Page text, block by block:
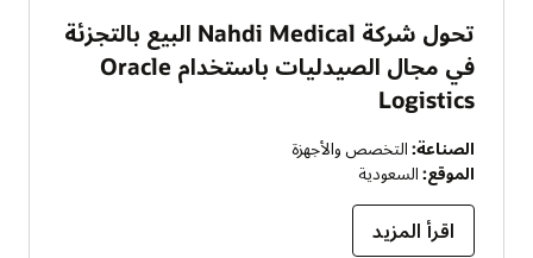
تحول شركة Nahdi Medical البيع بالتجزئة
في مجال الصيدليات باستخدام Oracle
Logistics
الصناعة: التخصص والأجهزة
الموقع: السعودية
اقرأ المزيد